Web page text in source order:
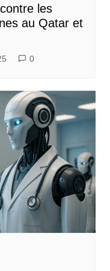
les
au Qatar et
0